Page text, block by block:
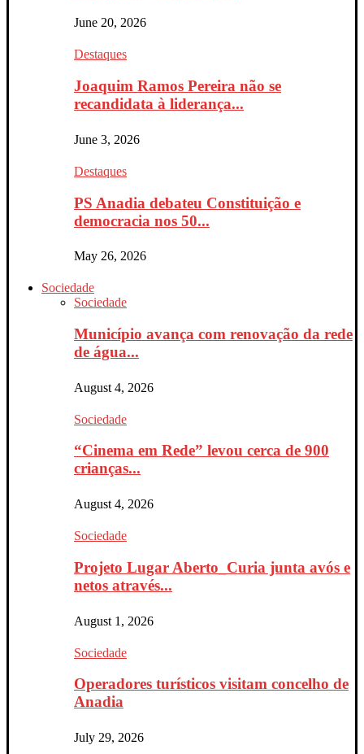
June 20, 2026
Destaques
Joaquim Ramos Pereira não se
recandidata à liderança...
June 3, 2026
Destaques
PS Anadia debateu Constituição e
democracia nos 50...
May 26, 2026
Sociedade
Sociedade
Município avança com renovação da rede
de água...
August 4, 2026
Sociedade
“Cinema em Rede” levou cerca de 900
crianças...
August 4, 2026
Sociedade
Projeto Lugar Aberto_Curia junta avós e
netos através...
August 1, 2026
Sociedade
Operadores turísticos visitam concelho de
Anadia
July 29, 2026